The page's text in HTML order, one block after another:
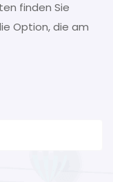
finden Sie
Option, die am